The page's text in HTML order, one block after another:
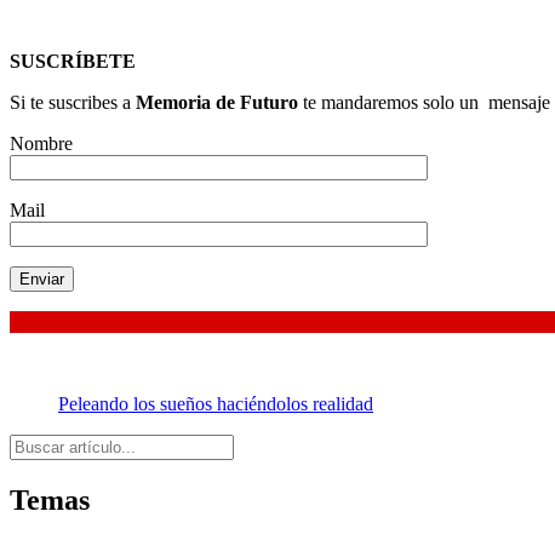
SUSCRÍBETE
Si te suscribes a Memoria de Futuro te mandaremos solo un
Nombre
Mail
Peleando los sueños haciéndolos realidad
Buscar
Temas